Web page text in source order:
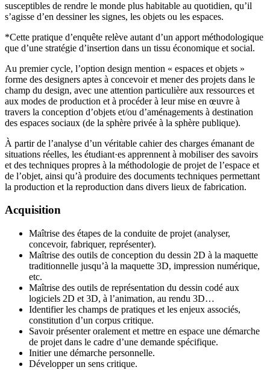
susceptibles de rendre le monde plus habitable au quotidien, qu’il
s’agisse d’en dessiner les signes, les objets ou les espaces.
*Cette pratique d’enquête relève autant d’un apport méthodologique
que d’une stratégie d’insertion dans un tissu économique et social.
Au premier cycle, l’option design mention « espaces et objets »
forme des designers aptes à concevoir et mener des projets dans le
champ du design, avec une attention particulière aux ressources et
aux modes de production et à procéder à leur mise en œuvre à
travers la conception d’objets et/ou d’aménagements à destination
des espaces sociaux (de la sphère privée à la sphère publique).
À partir de l’analyse d’un véritable cahier des charges émanant de
situations réelles, les étudiant·es apprennent à mobiliser des savoirs
et des techniques propres à la méthodologie de projet de l’espace et
de l’objet, ainsi qu’à produire des documents techniques permettant
la production et la reproduction dans divers lieux de fabrication.
Acquisition
Maîtrise des étapes de la conduite de projet (analyser,
concevoir, fabriquer, représenter).
Maîtrise des outils de conception du dessin 2D à la maquette
traditionnelle jusqu’à la maquette 3D, impression numérique,
etc.
Maîtrise des outils de représentation du dessin codé aux
logiciels 2D et 3D, à l’animation, au rendu 3D…
Identifier les champs de pratiques et les enjeux associés,
constitution d’un corpus critique.
Savoir présenter oralement et mettre en espace une démarche
de projet dans le cadre d’une demande spécifique.
Initier une démarche personnelle.
Développer un sens critique.